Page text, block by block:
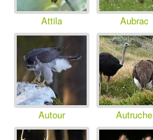
Attila Aubrac
Autour Autruche